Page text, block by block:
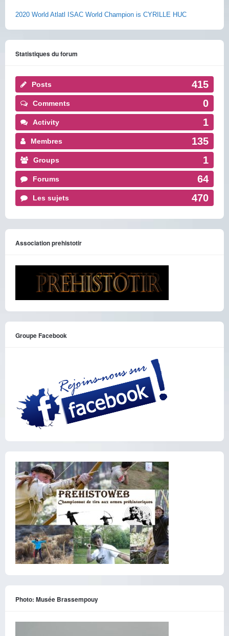
2020 World Atlatl ISAC World Champion is CYRILLE HUC
Statistiques du forum
Posts 415
Comments 0
Activity 1
Membres 135
Groups 1
Forums 64
Les sujets 470
Association prehistotir
Groupe Facebook
Photo: Musée Brassempouy